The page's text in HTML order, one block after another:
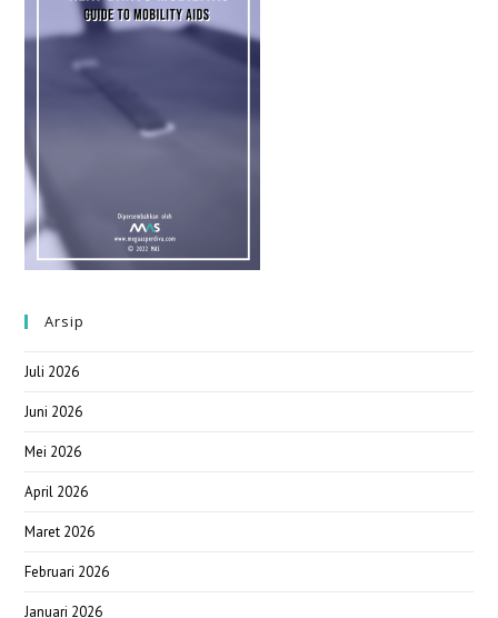
Arsip
Juli 2026
Juni 2026
Mei 2026
April 2026
Maret 2026
Februari 2026
Januari 2026